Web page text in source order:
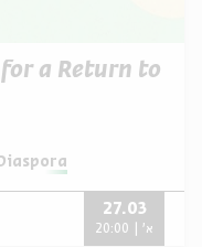
for a Return to
27.03
א' | 20:00